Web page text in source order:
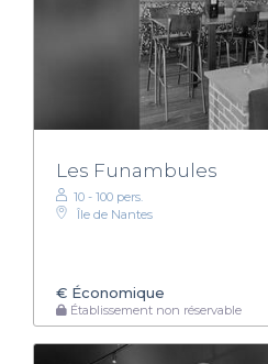
Les Funambules
10 - 100 pers.
Île de Nantes
€ Économique
Établissement non réservable